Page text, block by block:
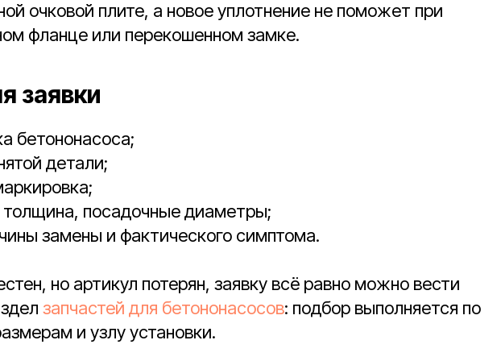
очковой плите, а новое уплотнение не поможет при
фланце или перекошенном замке.
заявки
бетононасоса;
детали;
посадочные диаметры;
замены и фактического симптома.
но артикул потерян, заявку всё равно можно вести
запчастей для бетононасосов: подбор выполняется по
и узлу установки.